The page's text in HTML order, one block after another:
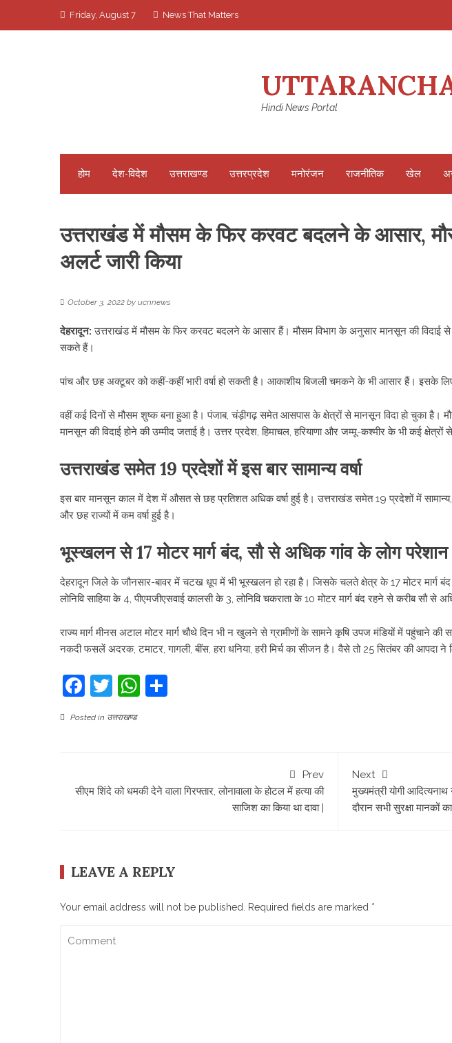
Friday, August 7 News That Matters
Hindi News Portal
होम देश-विदेश उत्तराखण्ड उत्तरप्रदेश मनोरंजन राजनीतिक खेल
उत्तराखंड में मौसम के फिर करवट बदलने के आसार,
अलर्ट जारी किया
October 3, 2022 by ucnnews
देहरादून:उत्तराखंड में मौसम के फिर करवट बदलने के आसार हैं। मौसम विभाग के अनुसार मानसून की विदाई से
सकते हैं।
पांच और छह अक्टूबर को कहीं-कहीं भारी वर्षा हो सकती है। आकाशीय बिजली चमकने के भी आसार हैं। इसके
वहीं कई दिनों से मौसम शुष्‍क बना हुआ है। पंजाब, चंड़ीगढ़ समेत आसपास के क्षेत्रों से मानसून विदा हो चुका है।
मानसून की विदाई होने की उम्मीद जताई है। उत्तर प्रदेश, हिमाचल, हरियाणा और जम्मू-कश्मीर के भी कई
उत्तराखंड समेत 19 प्रदेशों में इस बार सामान्य वर्षा
इस बार मानसून काल में देश में औसत से छह प्रतिशत अधिक वर्षा हुई है। उत्तराखंड समेत 19 प्रदेशों में
और छह राज्यों में कम वर्षा हुई है।
भूस्खलन से 17 मोटर मार्ग बंद, सौ से अधिक गांव के लोग परेशान
देहरादून जिले के जौनसार-बावर में चटख धूप में भी भूस्खलन हो रहा है। जिसके चलते क्षेत्र के 17 मोटर मार्ग
लोनिवि साहिया के 4, पीएमजीएसवाई कालसी के 3, लोनिवि चकराता के 10 मोटर मार्ग बंद रहने से करीब सौ से
राज्य मार्ग मीनस अटाल मोटर मार्ग चौथे दिन भी न खुलने से ग्रामीणों के सामने कृषि उपज मंडियों में पहुंचाने
नकदी फसलें अदरक, टमाटर, गागली, बींस, हरा धनिया, हरी मिर्च का सीजन है। वैसे तो 25 सितंबर की आपदा ने
Facebook
TwitterWhatsApp
Posted in उत्तराखण्ड
Prev
सीएम शिंदे को धमकी देने वाला गिरफ्तार, लोनावाला के होटल में हत्या की
साजिश का किया था दावा |
Next
मुख्यमंत्री योगी
दौरान सभी सुरक्षा मानकों
LEAVE A REPLY
Your email address will not be published. Required fields are marked *